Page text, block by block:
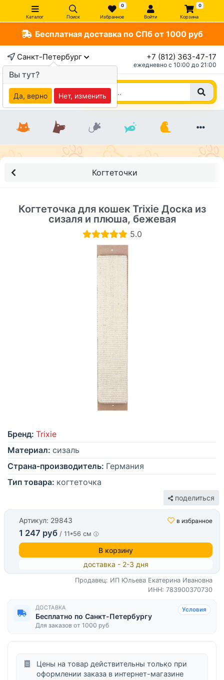
Каталог Поиск
0
Избранное Войти
0
Корзина
Бесплатная доставка по СПб от 1000 руб
Санкт-Петербург +7 (812) 363-47-17
ежедневно c 10:00 до 21:00
Когтеточки
Когтеточка для кошек Trixie Доска из
сизаля и плюша, бежевая
5.0
Бренд: Trixie
Материал: сизаль
Страна-производитель: Германия
Тип товара: когтеточка
поделиться
Артикул: 29843 в избранное
1 247 руб / 11*56 см
В корзину
доставка - 2-3 дня
Продавец: ИП Юльева Екатерина Ивановна
ИНН: 783900370730
ДОСТАВКА
Бесплатно по Санкт-Петербургу
Для заказов от 1000 руб
Условия
Цены на товар действительны только при
оформлении заказа в интернет-магазине
Вы тут?
Да, верно Нет, изменить